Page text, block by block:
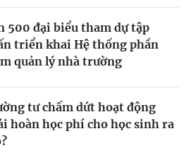
500 đại biểu tham dự tập
triển khai Hệ thống phần
quản lý nhà trường
tư chấm dứt hoạt động
hoàn học phí cho học sinh ra